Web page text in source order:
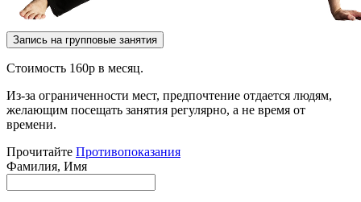
Запись на групповые занятия
Стоимость 160р в месяц.
Из-за ограниченности мест, предпочтение отдается людям,
желающим посещать занятия регулярно, а не время от
времени.
Прочитайте Противопоказания
Фамилия, Имя